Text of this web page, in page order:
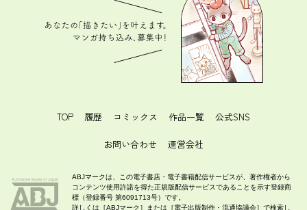
TOP 履歴 コミックス 作品一覧 公式SNS
お問い合わせ 運営会社
ABJマークは、この電子書店・電子書籍配信サービスが、著作権者から
コンテンツ使用許諾を得た正規版配信サービスであることを示す登録商
標（登録番号 第6091713号）です。
詳しくは［ABJマーク］または［電子出版制作・流通協議会］で検索し
あなたの「描きたい」を叶えます。 マンガ持ち込
み、募集中！